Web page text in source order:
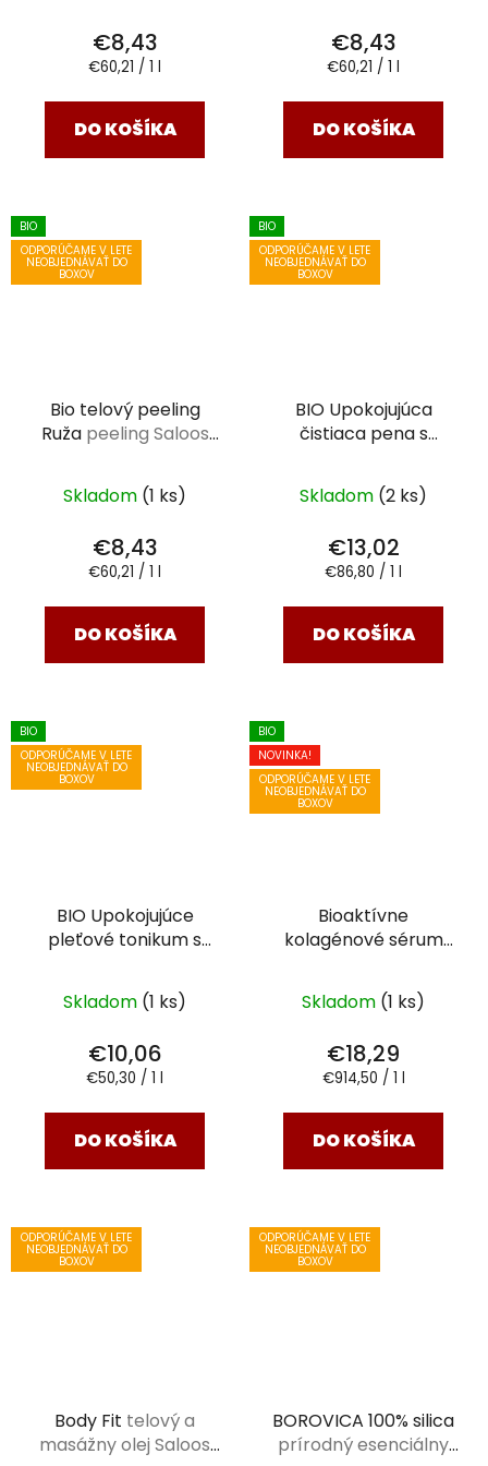
€8,43
Jednotková
€60,21 / 1 l
DO KOŠÍKA
€8,43
Jednotková
€60,21 / 1 l
DO KOŠÍKA
BIO
ODPORÚČAME V LETE
NEOBJEDNÁVAŤ DO
BOXOV
Bio telový peeling
Ruža peeling Saloos
Skladom (1 ks)
€8,43
Jednotková
€60,21 / 1 l
DO KOŠÍKA
BIO
ODPORÚČAME V LETE
NEOBJEDNÁVAŤ DO
BOXOV
BIO Upokojujúca
čistiaca pena s
Skladom (2 ks)
€13,02
Jednotková
€86,80 / 1 l
DO KOŠÍKA
BIO
ODPORÚČAME V LETE
NEOBJEDNÁVAŤ DO
BOXOV
BIO Upokojujúce
pleťové tonikum s
Skladom (1 ks)
€10,06
Jednotková
€50,30 / 1 l
DO KOŠÍKA
BIO
NOVINKA!
ODPORÚČAME V LETE
NEOBJEDNÁVAŤ DO
BOXOV
Bioaktívne
kolagénové sérum
Skladom (1 ks)
€18,29
Jednotková
€914,50 / 1 l
DO KOŠÍKA
ODPORÚČAME V LETE
NEOBJEDNÁVAŤ DO
BOXOV
Body Fit telový a
masážny olej Saloos
ODPORÚČAME V LETE
NEOBJEDNÁVAŤ DO
BOXOV
BOROVICA 100% silica
prírodný esenciálny